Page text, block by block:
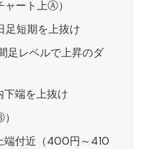
ャート上Ⓐ）
足短期を上抜け
足レベルで上昇のダ
端を上抜け
端付近（400円～410